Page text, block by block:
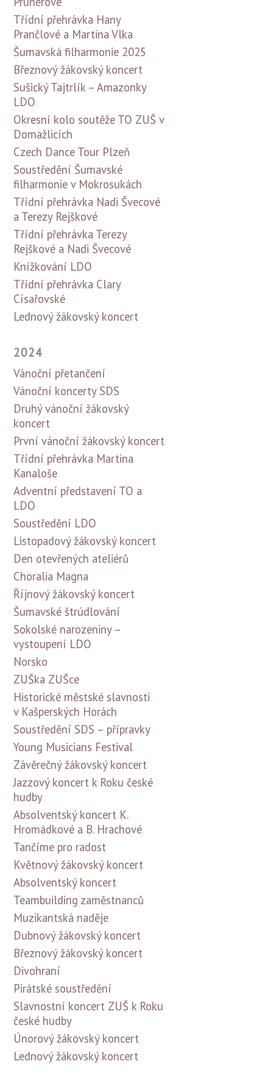
Třídní přehrávka Hany
Prančlové a Martina Vlka
Šumavská filharmonie 2025
Březnový žákovský koncert
Sušický Tajtrlík – Amazonky
LDO
Okresní kolo soutěže TO ZUŠ v
Domažlicích
Czech Dance Tour Plzeň
Soustředění Šumavské
filharmonie v Mokrosukách
Třídní přehrávka Nadi Švecové
a Terezy Rejškové
Třídní přehrávka Terezy
Rejškové a Nadi Švecové
Knížkování LDO
Třídní přehrávka Clary
Císařovské
Lednový žákovský koncert
2024
Vánoční přetančení
Vánoční koncerty SDS
Druhý vánoční žákovský
koncert
První vánoční žákovský koncert
Třídní přehrávka Martina
Kanaloše
Adventní představení TO a
LDO
Soustředění LDO
Listopadový žákovský koncert
Den otevřených ateliérů
Choralia Magna
Říjnový žákovský koncert
Šumavské štrúdlování
Sokolské narozeniny –
vystoupení LDO
Norsko
ZUŠka ZUŠce
Historické městské slavnosti
v Kašperských Horách
Soustředění SDS – přípravky
Young Musicians Festival
Závěrečný žákovský koncert
Jazzový koncert k Roku české
hudby
Absolventský koncert K.
Hromádkové a B. Hrachové
Tančíme pro radost
Květnový žákovský koncert
Absolventský koncert
Teambuilding zaměstnanců
Muzikantská naděje
Dubnový žákovský koncert
Březnový žákovský koncert
Divohraní
Pirátské soustředění
Slavnostní koncert ZUŠ k Roku
české hudby
Únorový žákovský koncert
Lednový žákovský koncert